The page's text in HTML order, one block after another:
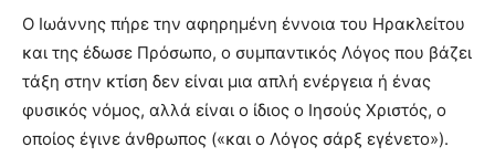
Ο Ιωάννης πήρε την αφηρημένη έννοια του Ηρακλείτου
και της έδωσε Πρόσωπο, ο συμπαντικός Λόγος που βάζει
τάξη στην κτίση δεν είναι μια απλή ενέργεια ή ένας
φυσικός νόμος, αλλά είναι ο ίδιος ο Ιησούς Χριστός, ο
οποίος έγινε άνθρωπος («και ο Λόγος σάρξ εγένετο»).